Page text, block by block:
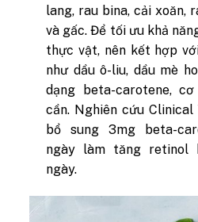
lang, rau bina, cải xoăn,
và gấc. Để tối ưu khả
thực vật, nên kết hợp
như dầu ô-liu, dầu mè
dạng beta-carotene,
cần. Nghiên cứu Clinical
bổ sung 3mg beta-
ngày làm tăng retinol
ngày.